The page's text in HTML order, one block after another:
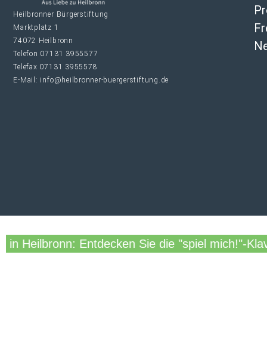
Heilbronner Bürgerstiftung
Marktplatz 1
74072 Heilbronn
Telefon 07131 3955577
Telefax 07131 3955578
E-Mail: info@heilbronner-buergerstiftung.de
in Heilbronn: Entdecken Sie die "spiel mich!"-